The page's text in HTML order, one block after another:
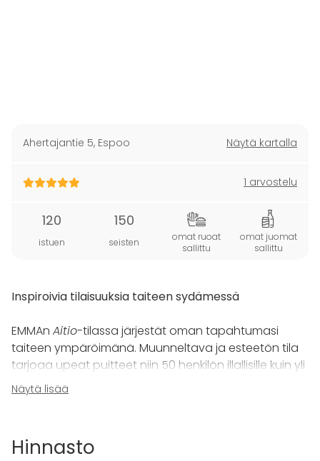
Ahertajantie 5, Espoo Näytä kartalla
1 arvostelu
120
istuen
150
seisten
omat ruoat
sallittu
omat juomat
sallittu
Inspiroivia tilaisuuksia taiteen sydämessä
EMMAn Aitio-tilassa järjestät oman tapahtumasi
taiteen ympäröimänä. Muunneltava ja esteetön tila
tarjoaa upeat puitteet niin 50 henkilön illallisille kuin yli
100 henkilön luennoille. Tilaa koristaa Tapio Wirkkalan
näyttävä vaneriveistos
näyttelyihin. Voit yhdistää kokonaisuuteen myös
Näytä lisää
Hinnasto